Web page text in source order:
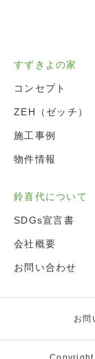
すずきよの家
コンセプト
ZEH（ゼッチ）
施工事例
物件情報
鈴喜代について
SDGs宣言書
会社概要
お問い合わせ
お問